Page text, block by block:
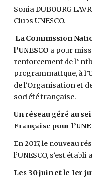
Sonia DUBOURG
Clubs UNESCO.
La Commission Nationale Française pour
l’UNESCO a pour
renforcement de
programmatique, à
de l’Organisation et
société française.
Un réseau géré au
Française pour
En 2017, le nouveau
l’UNESCO, s’est établi
Les 30 juin et le 1er